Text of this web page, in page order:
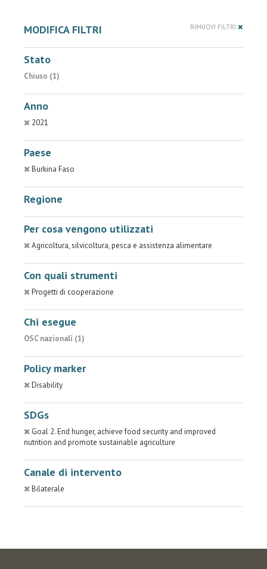
MODIFICA FILTRI RIMUOVI FILTRI
Stato
Chiuso (1)
Anno
2021
Paese
Burkina Faso
Regione
Per cosa vengono utilizzati
Agricoltura, silvicoltura, pesca e assistenza alimentare
Con quali strumenti
Progetti di cooperazione
Chi esegue
OSC nazionali (1)
Policy marker
Disability
SDGs
Goal 2. End hunger, achieve food security and improved
nutrition and promote sustainable agriculture
Canale di intervento
Bilaterale